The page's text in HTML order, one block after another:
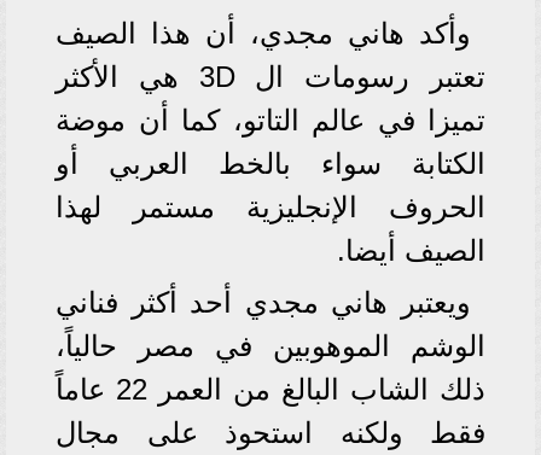
وأكد هاني مجدي، أن هذا الصيف
تعتبر رسومات ال 3D هي الأكثر
تميزا في عالم التاتو، كما أن موضة
الكتابة سواء بالخط العربي أو
الحروف الإنجليزية مستمر لهذا
الصيف أيضا.
ويعتبر هاني مجدي أحد أكثر فناني
الوشم الموهوبين في مصر حالياً،
ذلك الشاب البالغ من العمر 22 عاماً
فقط ولكنه استحوذ على مجال